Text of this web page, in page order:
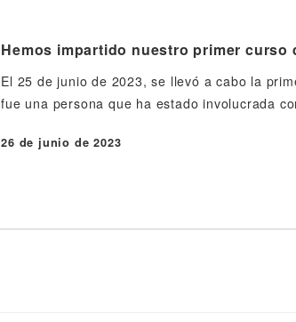
Hemos impartido nuestro primer curso
El 25 de junio de 2023, se llevó a cabo la
fue una persona que ha estado involucrada
Publicado
26 de junio de 2023